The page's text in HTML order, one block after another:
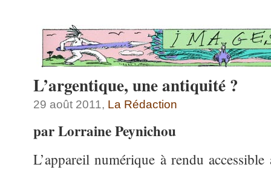
L’argentique, une antiquité ?
29 août 2011, La Rédaction
par Lorraine Peynichou
L’appareil numérique à rendu